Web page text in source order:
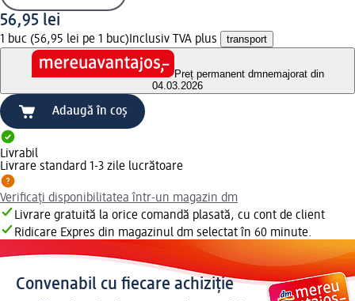
56,95 lei
1 buc (56,95 lei pe 1 buc) Inclusiv TVA plus transport
Preț permanent dmnemajorat din
04.03.2026
Adaugă în coș
Livrabil
Livrare standard 1-3 zile lucrătoare
Verificați disponibilitatea într-un magazin dm
Livrare gratuită la orice comandă plasată, cu cont de client
Ridicare Expres din magazinul dm selectat în 60 minute.
Convenabil cu fiecare achiziție